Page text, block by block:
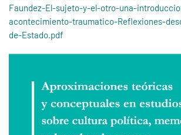
Faundez-El-sujeto-y-el-otro-una-
acontecimiento-traumatico-Reflexiones-
de-Estado.pdf